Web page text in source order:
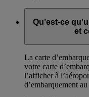
Qu’est-ce
et
La carte
votre carte
l’afficher à
d’embarquement